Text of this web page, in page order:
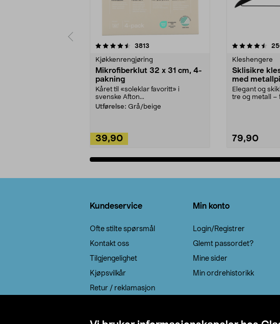
3813
Kjøkkenrengjøring
Mikrofiberklut 32 x 31 cm, 4-
pakning
Kåret til «soleklar favoritt» i
svenske Afton...
Utførelse: Grå/beige
39,90
4.5av 5 stjerner
Kleshengere
Sklisikre
med
Elegant og
tre og metall –
79,90
Kundeservice
Ofte stilte spørsmål
Kontakt oss
Tilgjengelighet
Kjøpsvilkår
Retur / reklamasjon
Min konto
Login/Registrer
Glemt passordet?
Mine sider
Min ordrehistorikk